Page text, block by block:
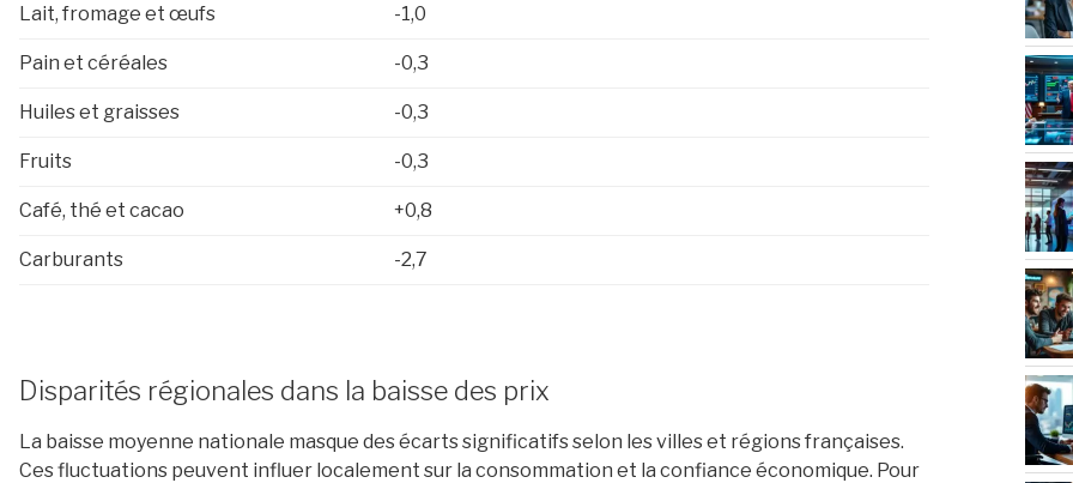
Lait, fromage et œufs -1,0
Pain et céréales -0,3
Huiles et graisses -0,3
Fruits -0,3
Café, thé et cacao +0,8
Carburants -2,7
Disparités régionales dans la baisse des prix
La baisse moyenne nationale masque des écarts significatifs selon les villes et régions françaises.
Ces fluctuations peuvent influer localement sur la consommation et la confiance économique. Pour